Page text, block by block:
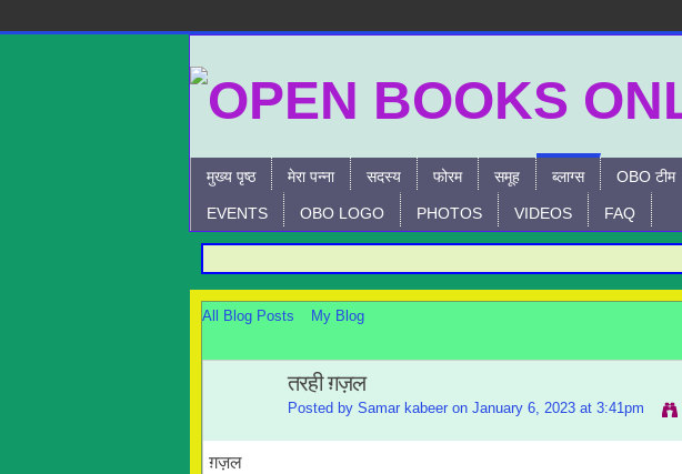
मुख्य पृष्ठ मेरा पन्ना सदस्य फोरम समूह ब्लाग्स OBO टीम
EVENTS OBO LOGO PHOTOS VIDEOS FAQ
All Blog Posts My Blog
तरही ग़ज़ल
Posted by Samar kabeer on January 6, 2023 at 3:41pm
ग़ज़ल